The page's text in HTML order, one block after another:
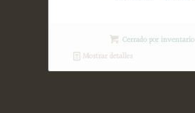
Cerrado por inventario
Mostrar detalles